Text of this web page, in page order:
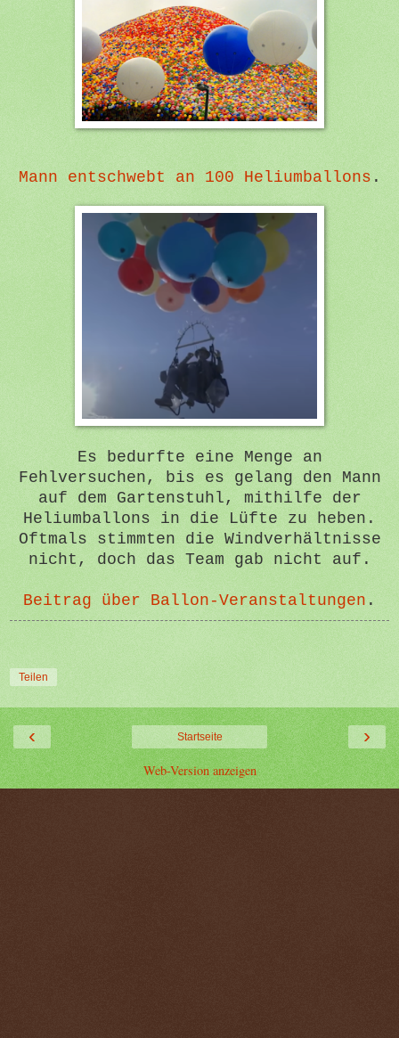
Mann entschwebt an 100 Heliumballons .
Es bedurfte eine Menge an
Fehlversuchen, bis es gelang den Mann
auf dem Gartenstuhl, mithilfe der
Heliumballons in die Lüfte zu heben.
Oftmals stimmten die Windverhältnisse
nicht, doch das Team gab nicht auf.
Beitrag über Ballon-Veranstaltungen .
Teilen
‹ ›
Startseite
Web-Version anzeigen